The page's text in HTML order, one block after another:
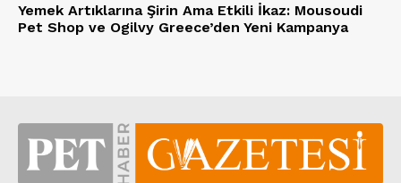
Yemek Artıklarına Şirin Ama Etkili İkaz: Mousoudi
Pet Shop ve Ogilvy Greece’den Yeni Kampanya